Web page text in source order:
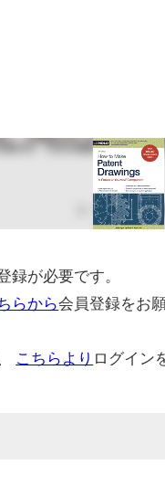
録が必要です。
らから会員登録をお
こちらより ログイン